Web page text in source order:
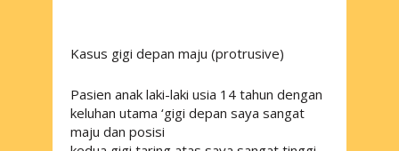
Kasus gigi depan maju (protrusive)
Pasien anak laki-laki usia 14 tahun dengan
keluhan utama ‘gigi depan saya sangat
maju dan posisi